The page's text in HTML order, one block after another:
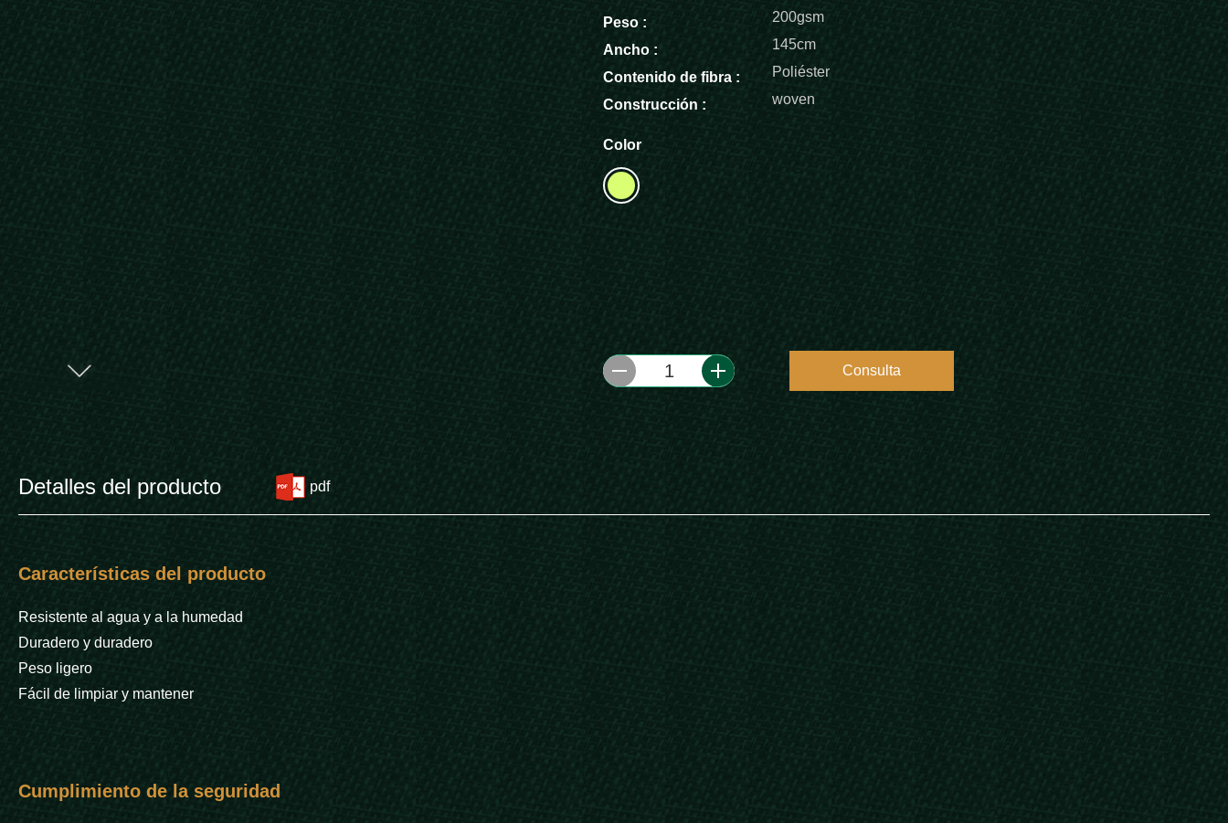
Peso : 200gsm
Ancho : 145cm
Contenido de fibra : Poliéster
Construcción : woven
Color
1 Consulta
Detalles del producto pdf
Características del producto
Resistente al agua y a la humedad
Duradero y duradero
Peso ligero
Fácil de limpiar y mantener
Cumplimiento de la seguridad